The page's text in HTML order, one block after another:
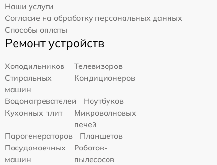
Наши услуги
Согласие на обработку персональных данных
Способы оплаты
Ремонт устройств
Холодильников
Телевизоров
Стиральных
машин
Кондиционеров
Водонагревателей
Ноутбуков
Кухонных плит
Микроволновых
печей
Парогенераторов
Планшетов
Посудомоечных
машин
Роботов-
пылесосов